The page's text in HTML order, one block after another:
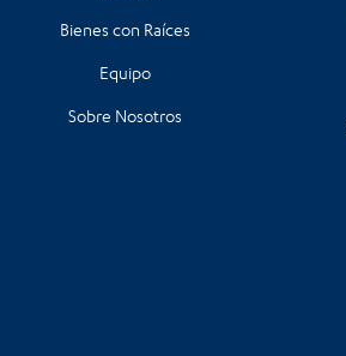
Bienes con Raíces
Equipo
Sobre Nosotros